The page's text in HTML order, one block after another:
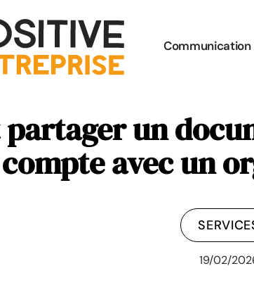
Communication
un
compte avec un
19/02/